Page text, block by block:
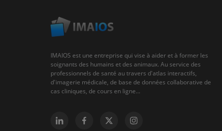
IMAIOS est une entreprise qui vise à aider et à former les
soignants des humains et des animaux. Au service des
professionnels de santé au travers d'atlas interactifs,
d'imagerie médicale, de base de données collaborative de
cas cliniques, de cours en ligne...